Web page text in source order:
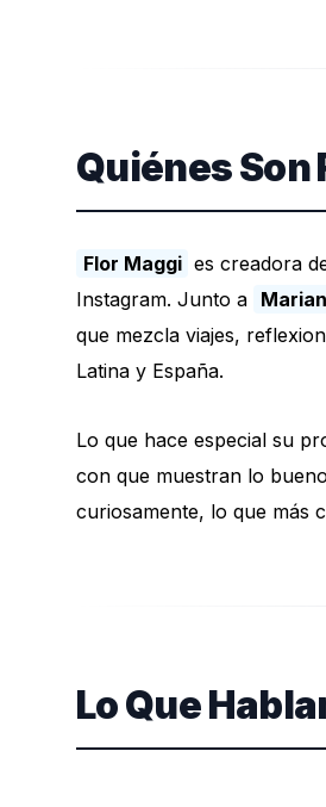
Quiénes
Flor Maggi es creadora
Instagram. Junto a
que mezcla viajes,
Latina y España.
Lo que hace especial su
con que muestran lo
curiosamente, lo que más
Lo Que